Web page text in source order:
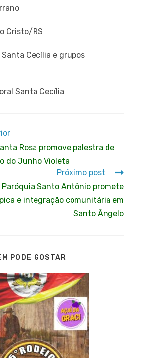
Cristo/RS
Cecília e grupos
Santa Cecília
Rosa promove palestra de
do Junho Violeta
Próximo post
Paróquia Santo Antônio promete
e integração comunitária em
Santo Ângelo
PODE GOSTAR